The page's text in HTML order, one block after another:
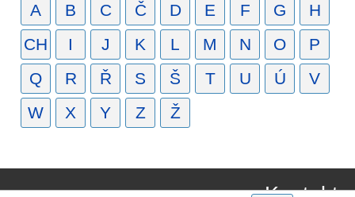
A B C Č D E F G
H
CH
I J K L M N O
P
Q
R Ř S Š T U Ú
V
W
X Y Z Ž